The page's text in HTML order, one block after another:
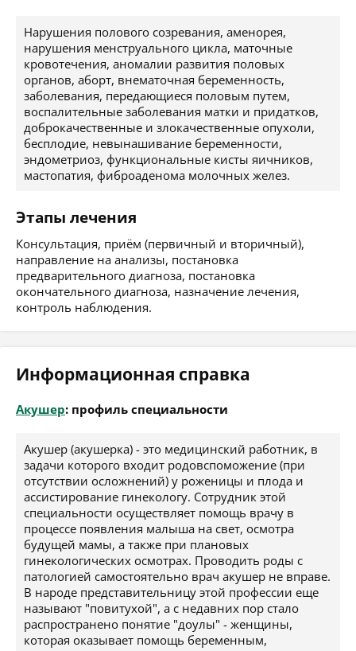
Нарушения полового созревания, аменорея,
нарушения менструального цикла, маточные
кровотечения, аномалии развития половых
органов, аборт, внематочная беременность,
заболевания, передающиеся половым путем,
воспалительные заболевания матки и придатков,
доброкачественные и злокачественные опухоли,
бесплодие, невынашивание беременности,
эндометриоз, функциональные кисты яичников,
мастопатия, фиброаденома молочных желез.
Этапы лечения
Консультация, приём (первичный и вторичный),
направление на анализы, постановка
предварительного диагноза, постановка
окончательного диагноза, назначение лечения,
контроль наблюдения.
Информационная справка
Акушер: профиль специальности
Акушер (акушерка) - это медицинский работник, в
задачи которого входит родовспоможение (при
отсутствии осложнений) у роженицы и плода и
ассистирование гинекологу. Сотрудник этой
специальности осуществляет помощь врачу в
процессе появления малыша на свет, осмотра
будущей мамы, а также при плановых
гинекологических осмотрах. Проводить роды с
патологией самостоятельно врач акушер не вправе.
В народе представительницу этой профессии еще
называют "повитухой", а с недавних пор стало
распространено понятие "доулы" - женщины,
которая оказывает помощь беременным,